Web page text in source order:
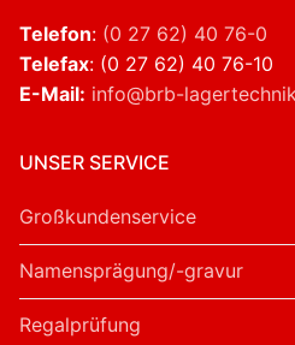
Telefon: (0 27 62) 40 76-0
Telefax: (0 27 62) 40 76-10
E-Mail: info@brb-
UNSER SERVICE
Großkundenservice
Namensprägung/-gravur
Regalprüfung